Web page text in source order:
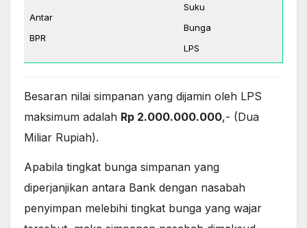
Antar
BPR
Suku
Bunga
LPS
Besaran nilai simpanan yang dijamin oleh LPS
maksimum adalah Rp 2.000.000.000,- (Dua
Miliar Rupiah).
Apabila tingkat bunga simpanan yang
diperjanjikan antara Bank dengan nasabah
penyimpan melebihi tingkat bunga yang wajar